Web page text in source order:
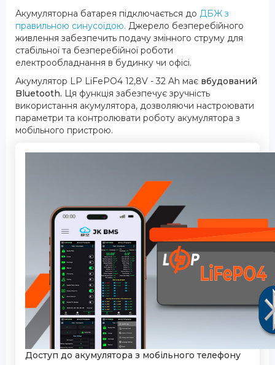
Акумуляторна батарея підключається до ДБЖ з
правильною синусоїдою. Джерело безперебійного
живлення забезпечить подачу змінного струму для
стабільної та безперебійної роботи
електрообладнання в будинку чи офісі.
Акумулятор LP LiFePO4 12,8V - 32 Ah має вбудований
Bluetooth. Ця функція забезпечує зручність
використання акумулятора, дозволяючи настроювати
параметри та контролювати роботу акумулятора з
мобільного пристрою.
Доступ до акумулятора з мобільного телефону